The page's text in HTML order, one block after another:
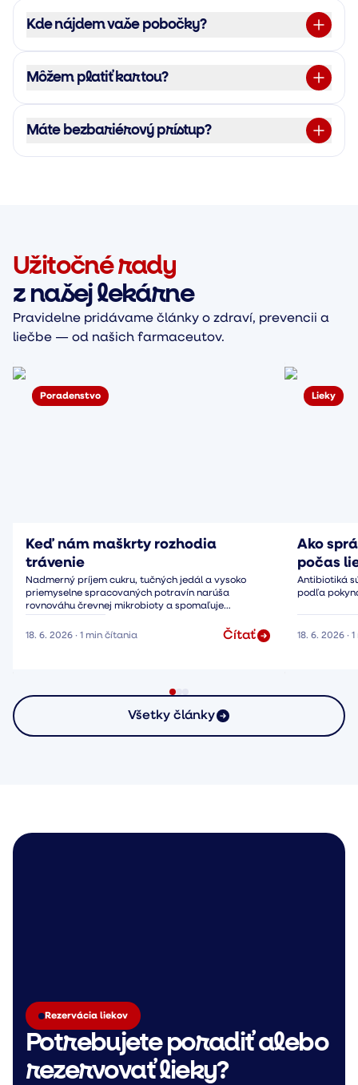
Kde nájdem vaše pobočky?
Môžem platiť kartou?
Máte bezbariérový prístup?
Užitočné rady
z našej lekárne
Pravidelne pridávame články o zdraví, prevencii a
liečbe — od našich farmaceutov.
Poradenstvo
Keď nám maškrty rozhodia
trávenie
Nadmerný príjem cukru, tučných jedál a vysoko
priemyselne spracovaných potravín narúša
rovnováhu črevnej mikrobioty a spomaľuje
18. 6. 2026 · 1 min čítania Čítať
Lieky
Ako
počas
Antibiotiká
podľa
18. 6. 2026 · 1
Všetky články
Rezervácia liekov
Potrebujete poradiť alebo
rezervovať lieky?